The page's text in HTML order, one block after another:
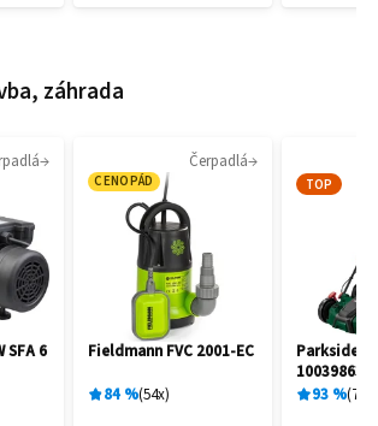
záhrada
SFA 6
Čerpadlá
CENOPÁD
Fieldmann FVC 2001-EC
84% 54x
TOP
Parkside
100398631
93% 7